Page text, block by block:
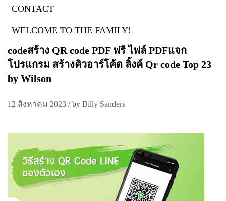
CONTACT
WELCOME TO THE FAMILY!
1 March 66 Qrcode.in.th สร้างคิวอาร์โค้ด ทำ qr
codeสร้าง QR code PDF ฟรี ไฟล์ PDFแจก
โปรแกรม สร้างคิวอาร์โค้ด ลิ้งค์ Qr code Top 23
by Wilson
12 สิงหาคม 2023 / by Billy Sanders